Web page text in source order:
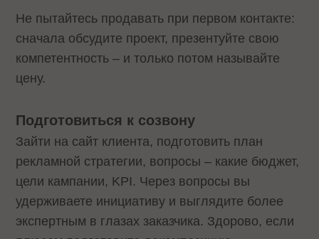
Не пытайтесь продавать при первом контакте:
сначала обсудите проект, презентуйте свою
компетентность – и только потом называйте
цену.
Подготовиться к созвону
Зайти на сайт клиента, подготовить план
рекламной стратегии, вопросы – какие бюджет,
цели кампании, KPI. Через вопросы вы
удерживаете инициативу и выглядите более
экспертным в глазах заказчика. Здорово, если